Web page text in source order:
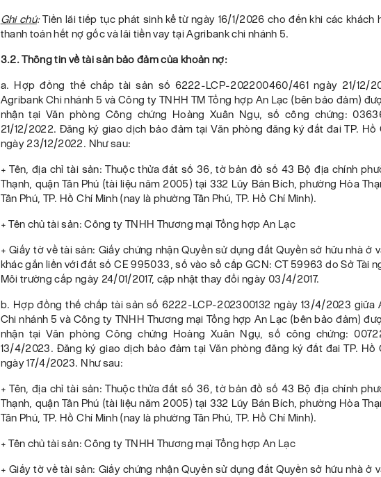
Ghi chú:Tiền lãi tiếp tục phát sinh kể từ ngày 16/1/2026 cho đến khi các khách
thanh toán hết nợ gốc và lãi tiền vay tại Agribank chi nhánh 5.
3.2. Thông tin về tài sản bảo đảm của khoản nợ:
a. Hợp đồng thế chấp tài sản số 6222-LCP-202200460/461 ngày 21/12/
Agribank Chi nhánh 5 và Công ty TNHH TM Tổng hợp An Lạc (bên bảo đảm)
nhận tại Văn phòng Công chứng Hoàng Xuân Ngụ, số công chứng:
21/12/2022. Đăng ký giao dịch bảo đảm tại Văn phòng đăng ký đất đai TP. Hồ
ngày 23/12/2022. Như sau:
+ Tên, địa chỉ tài sản: Thuộc thửa đất số 36, tờ bản đồ số 43 Bộ địa chính
Thạnh, quận Tân Phú (tài liệu năm 2005) tại 332 Lũy Bán Bích, phường Hòa
Tân Phú, TP. Hồ Chí Minh (nay là phường Tân Phú, TP. Hồ Chí Minh).
+ Tên chủ tài sản: Công ty TNHH Thương mại Tổng hợp An Lạc
+ Giấy tờ về tài sản: Giấy chứng nhận Quyền sử dụng đất Quyền sở hữu nhà ở
khác gắn liền với đất số CE 995033, số vào sổ cấp GCN: CT 59963 do Sở Tài
Môi trường cấp ngày 24/01/2017, cập nhật thay đổi ngày 03/4/2017.
b. Hợp đồng thế chấp tài sản số 6222-LCP-202300132 ngày 13/4/2023 giữa
Chi nhánh 5 và Công ty TNHH Thương mại Tổng hợp An Lạc (bên bảo đảm)
nhận tại Văn phòng Công chứng Hoàng Xuân Ngụ, số công chứng:
13/4/2023. Đăng ký giao dịch bảo đảm tại Văn phòng đăng ký đất đai TP. Hồ
ngày 17/4/2023. Như sau:
+ Tên, địa chỉ tài sản: Thuộc thửa đất số 36, tờ bản đồ số 43 Bộ địa chính
Thạnh, quận Tân Phú (tài liệu năm 2005) tại 332 Lũy Bán Bích, phường Hòa
Tân Phú, TP. Hồ Chí Minh (nay là phường Tân Phú, TP. Hồ Chí Minh).
+ Tên chủ tài sản: Công ty TNHH Thương mại Tổng hợp An Lạc
+ Giấy tờ về tài sản: Giấy chứng nhận Quyền sử dụng đất Quyền sở hữu nhà ở